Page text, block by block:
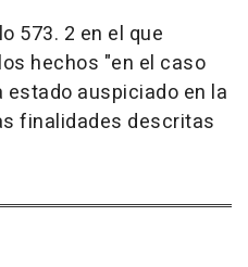
573. 2 en el que
hechos "en el caso
estado auspiciado en la
finalidades descritas